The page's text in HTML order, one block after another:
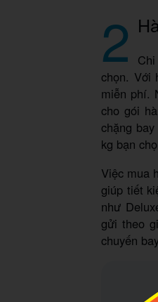
2
chọn. Với
miễn phí.
cho gói
chặng
kg bạn
Việc mua
giúp tiết
như
gửi theo
chuyến